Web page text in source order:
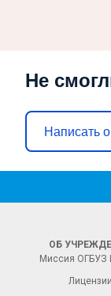
Не
Написать
ОБ
Миссия ОГБУЗ
Лицензии